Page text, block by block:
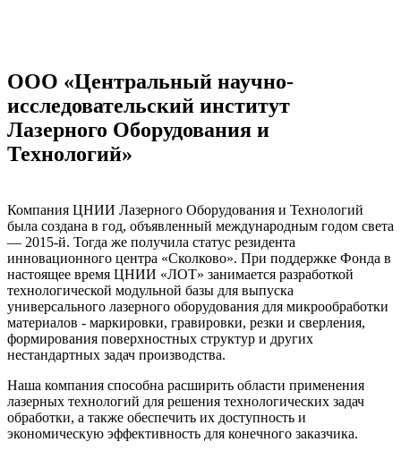
ООО «Центральный научно-
исследовательский институт
Лазерного Оборудования и
Технологий»
Компания ЦНИИ Лазерного Оборудования и Технологий
была создана в год, объявленный международным годом света
— 2015-й. Тогда же получила статус резидента
инновационного центра «Сколково». При поддержке Фонда в
настоящее время ЦНИИ «ЛОТ» занимается разработкой
технологической модульной базы для выпуска
универсального лазерного оборудования для микрообработки
материалов - маркировки, гравировки, резки и сверления,
формирования поверхностных структур и других
нестандартных задач производства.
Наша компания способна расширить области применения
лазерных технологий для решения технологических задач
обработки, а также обеспечить их доступность и
экономическую эффективность для конечного заказчика.